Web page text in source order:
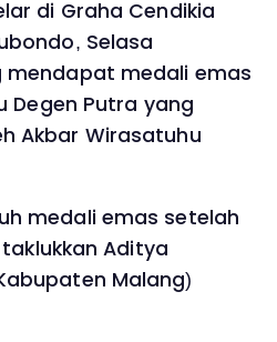
di Graha Cendikia
Selasa
mendapat medali emas
Degen Putra yang
Akbar Wirasatuhu
medali emas setelah
Aditya
Malang)